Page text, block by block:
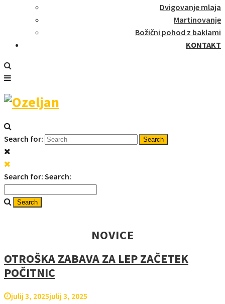
Dvigovanje mlaja
Martinovanje
Božični pohod z baklami
KONTAKT
Search for:
Search for: Search:
NOVICE
OTROŠKA ZABAVA ZA LEP ZAČETEK
POČITNIC
julij 3, 2025julij 3, 2025